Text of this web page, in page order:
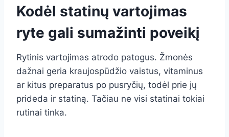
Kodėl statinų vartojimas
ryte gali sumažinti poveikį
Rytinis vartojimas atrodo patogus. Žmonės
dažnai geria kraujospūdžio vaistus, vitaminus
ar kitus preparatus po pusryčių, todėl prie jų
prideda ir statiną. Tačiau ne visi statinai tokiai
rutinai tinka.